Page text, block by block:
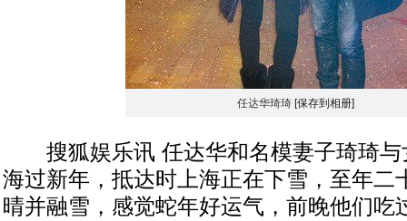
任达华琦琦 [保存到相册]
搜狐娱乐讯 任达华和名模妻子琦琦与
海过新年，抵达时上海正在下雪，至年二
晴并融雪，感觉蛇年好运气，前晚他们吃